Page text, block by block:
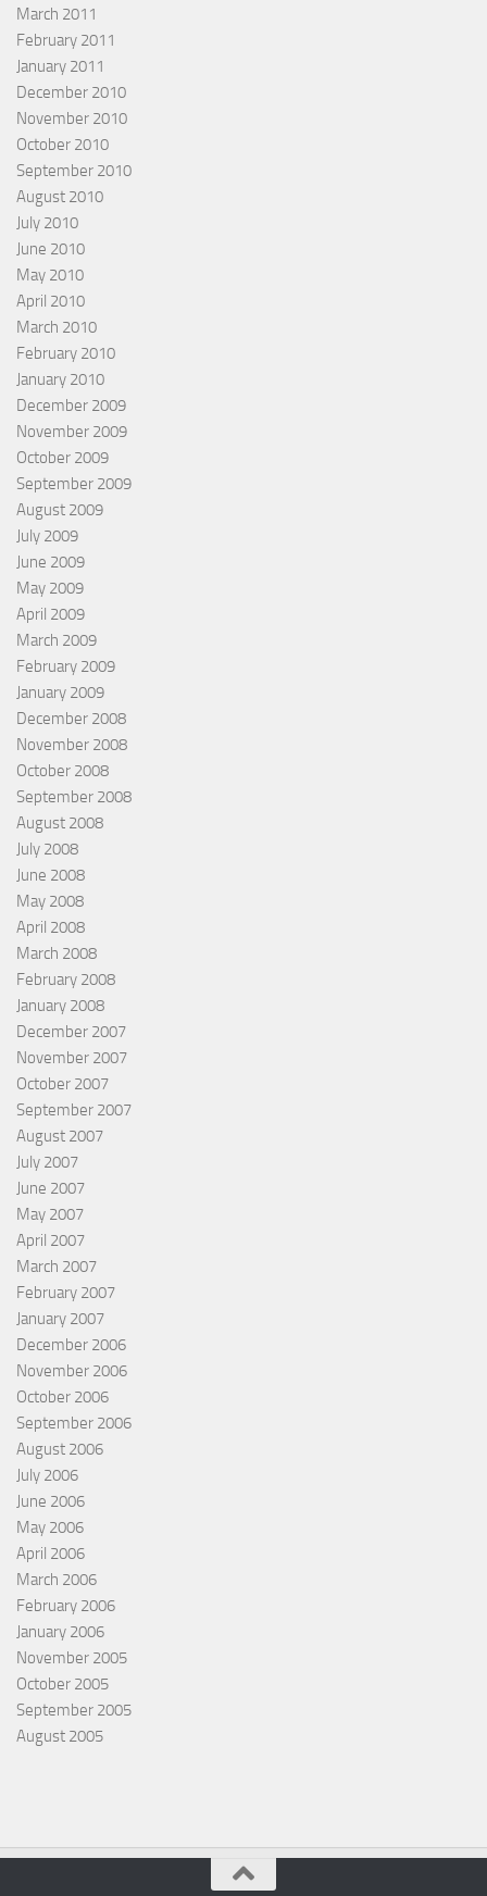
March 2011
February 2011
January 2011
December 2010
November 2010
October 2010
September 2010
August 2010
July 2010
June 2010
May 2010
April 2010
March 2010
February 2010
January 2010
December 2009
November 2009
October 2009
September 2009
August 2009
July 2009
June 2009
May 2009
April 2009
March 2009
February 2009
January 2009
December 2008
November 2008
October 2008
September 2008
August 2008
July 2008
June 2008
May 2008
April 2008
March 2008
February 2008
January 2008
December 2007
November 2007
October 2007
September 2007
August 2007
July 2007
June 2007
May 2007
April 2007
March 2007
February 2007
January 2007
December 2006
November 2006
October 2006
September 2006
August 2006
July 2006
June 2006
May 2006
April 2006
March 2006
February 2006
January 2006
November 2005
October 2005
September 2005
August 2005